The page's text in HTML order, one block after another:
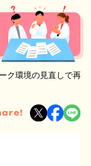
ク環境の見直しで再